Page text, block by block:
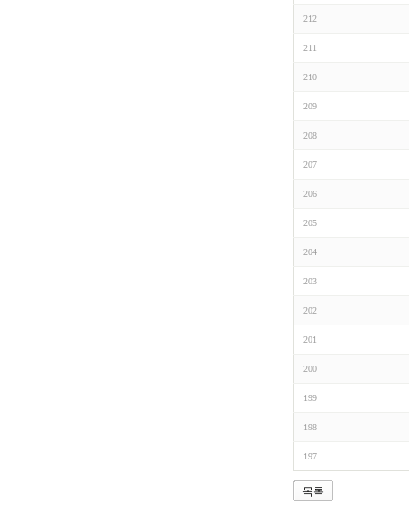
212
211
210
209
208
207
206
205
204
203
202
201
200
199
198
197
목록